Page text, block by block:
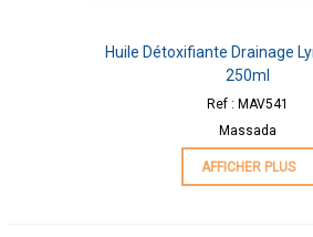
Huile Détoxifiante Drainage
250ml
Ref : MAV541
Massada
AFFICHER PLUS